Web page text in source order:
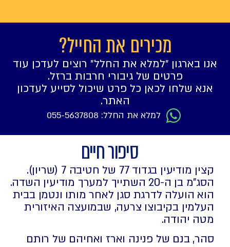
מכירים את החייל?
אנו בארגון ״למלא את החלל״ רוצים לעדכן עוד
פרטים של גיבורי חרבות ברזל.
אנא שלחו לכאן כל פרט שיכול לסייע לעדכון
האתר.
למלא את החלל: 055-5637808
סיפור חיים
קצין מודיעין בגדוד 77 של חטיבה 7 (שריון).
הסג"מ בן ה-20 השתייך למערך מודיעין השדה.
הוא הועלה לדרגת סגן לאחר מותו ונטמן בבית
העלמין בקיבוצו צרעה, שבמועצה האיזורית
מטה יהודה.
סהר, בנם של פנינה וארז ואחיהם של רותם